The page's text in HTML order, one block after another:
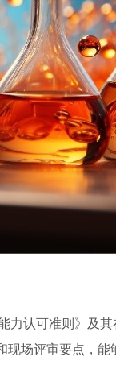
力认可准则》及
场评审要点，能